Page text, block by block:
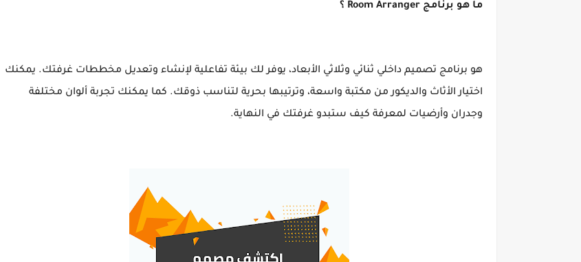
ما هو برنامج Room Arranger ؟
هو برنامج تصميم داخلي ثنائي وثلاثي الأبعاد، يوفر لك بيئة تفاعلية لإنشاء وتعديل مخططات غرفتك. يمكنك
اختيار الأثاث والديكور من مكتبة واسعة، وترتيبها بحرية لتناسب ذوقك. كما يمكنك تجربة ألوان مختلفة
وجدران وأرضيات لمعرفة كيف ستبدو غرفتك في النهاية.